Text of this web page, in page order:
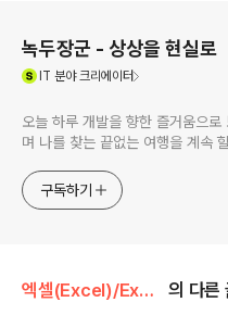
녹두장군 - 상상을 현실로
IT 분야 크리에이터
오늘 하루 개발을 향한 즐거움으
며 나를 찾는 끝없는 여행을 계속
구독하기
엑셀(Excel)/Excel 의 다른